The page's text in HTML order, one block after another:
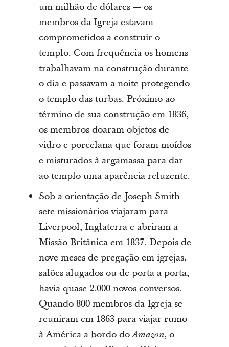
um milhão de dólares — os
membros da Igreja estavam
comprometidos a construir o
templo. Com frequência os homens
trabalhavam na construção durante
o dia e passavam a noite protegendo
o templo das turbas. Próximo ao
término de sua construção em 1836,
os membros doaram objetos de
vidro e porcelana que foram moídos
e misturados à argamassa para dar
ao templo uma aparência reluzente.
Sob a orientação de Joseph Smith
sete missionários viajaram para
Liverpool, Inglaterra e abriram a
Missão Britânica em 1837. Depois de
nove meses de pregação em igrejas,
salões alugados ou de porta a porta,
havia quase 2.000 novos conversos.
Quando 800 membros da Igreja se
reuniram em 1863 para viajar rumo
à América a bordo doAmazon, o